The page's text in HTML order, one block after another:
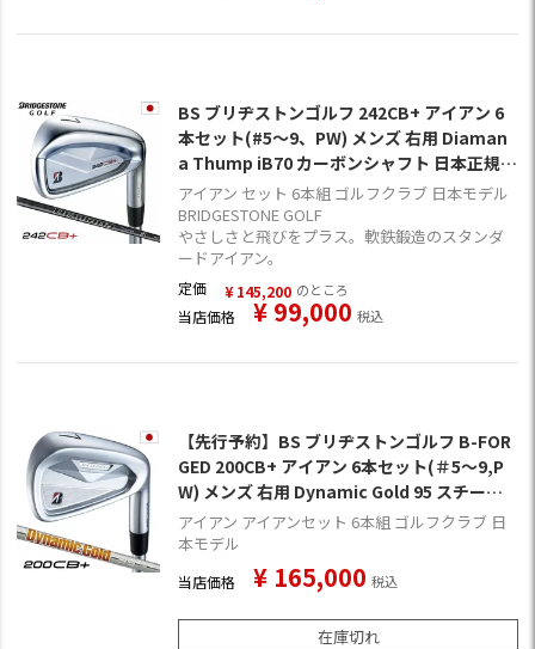
BS ブリヂストンゴルフ 242CB+ アイアン 6
本セット(#5～9、PW) メンズ 右用 Diaman
a Thump iB70 カーボンシャフト 日本正規品
2024年モデル
アイアン セット 6本組 ゴルフクラブ 日本モデル
BRIDGESTONE GOLF
やさしさと飛びをプラス。軟鉄鍛造のスタンダ
ードアイアン。
定価 ¥ 145,200 のところ
当店価格 ¥ 99,000 税込
【先行予約】BS ブリヂストンゴルフ B-FOR
GED 200CB+ アイアン 6本セット(＃5～9,P
W) メンズ 右用 Dynamic Gold 95 スチール
シャフト 日本正規品 2026年モデル ゴルフク
ラブ 9月4日発売
アイアン アイアンセット 6本組 ゴルフクラブ 日
本モデル
当店価格 ¥ 165,000 税込
在庫切れ